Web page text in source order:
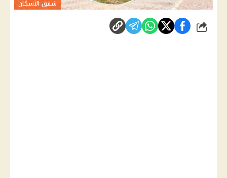
شقق الاسكان
شارك